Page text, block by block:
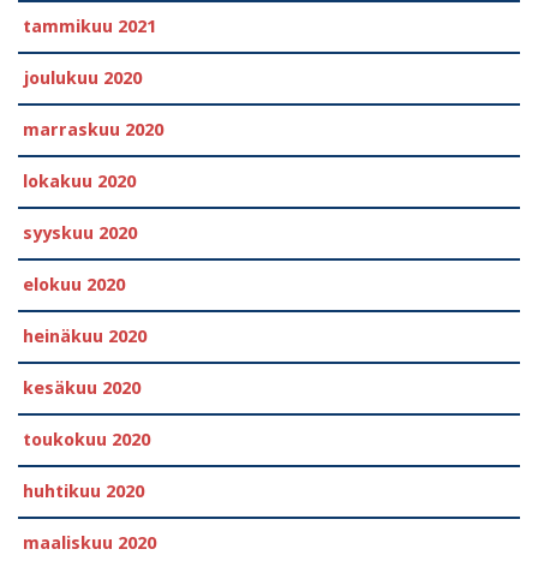
tammikuu 2021
joulukuu 2020
marraskuu 2020
lokakuu 2020
syyskuu 2020
elokuu 2020
heinäkuu 2020
kesäkuu 2020
toukokuu 2020
huhtikuu 2020
maaliskuu 2020